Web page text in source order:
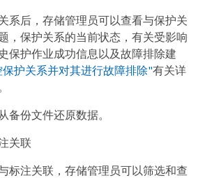
系后，存储管理员可以查看与保护关
，保护关系的当前状态，有关受影响
保护作业成功信息以及故障排除建
护关系并对其进行故障排除"有关详
备份文件还原数据。
关联
标注关联，存储管理员可以筛选和查